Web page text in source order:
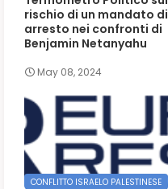
rischio di un mandato di
arresto nei confronti di
Benjamin Netanyahu
May 08, 2024
CONFLITTO ISRAELO PALESTINESE